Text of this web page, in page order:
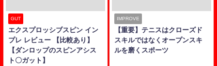
GUT
エクスプロッシブスピン イン
プレ レビュー 【比較あり】
【ダンロップのスピンアシス
ト〇ガット】
IMPROVE
【重要】テニスはクローズド
スキルではなくオープンスキ
ルを磨くスポーツ